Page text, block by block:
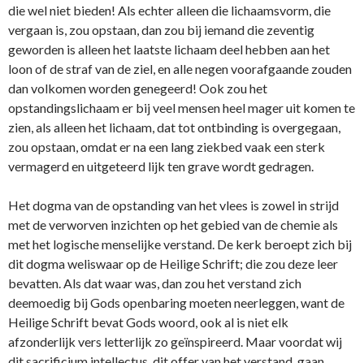
die wel niet bieden! Als echter alleen die lichaamsvorm, die
vergaan is, zou opstaan, dan zou bij iemand die zeventig
geworden is alleen het laatste lichaam deel hebben aan het
loon of de straf van de ziel, en alle negen voorafgaande zouden
dan volkomen worden genegeerd! Ook zou het
opstandingslichaam er bij veel mensen heel mager uit komen te
zien, als alleen het lichaam, dat tot o­ntbinding is overgegaan,
zou opstaan, omdat er na een lang ziekbed vaak een sterk
vermagerd en uitgeteerd lijk ten grave wordt gedragen.
Het dogma van de opstanding van het vlees is zowel in strijd
met de verworven inzichten op het gebied van de chemie als
met het logische menselijke verstand. De kerk beroept zich bij
dit dogma weliswaar op de Heilige Schrift; die zou deze leer
bevatten. Als dat waar was, dan zou het verstand zich
deemoedig bij Gods openbaring moeten neerleggen, want de
Heilige Schrift bevat Gods woord, ook al is niet elk
afzonderlijk vers letterlijk zo geïnspireerd. Maar voordat wij